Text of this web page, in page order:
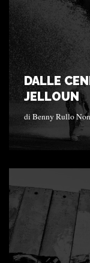
DALLE
JELLOUN
diBenny Rullo